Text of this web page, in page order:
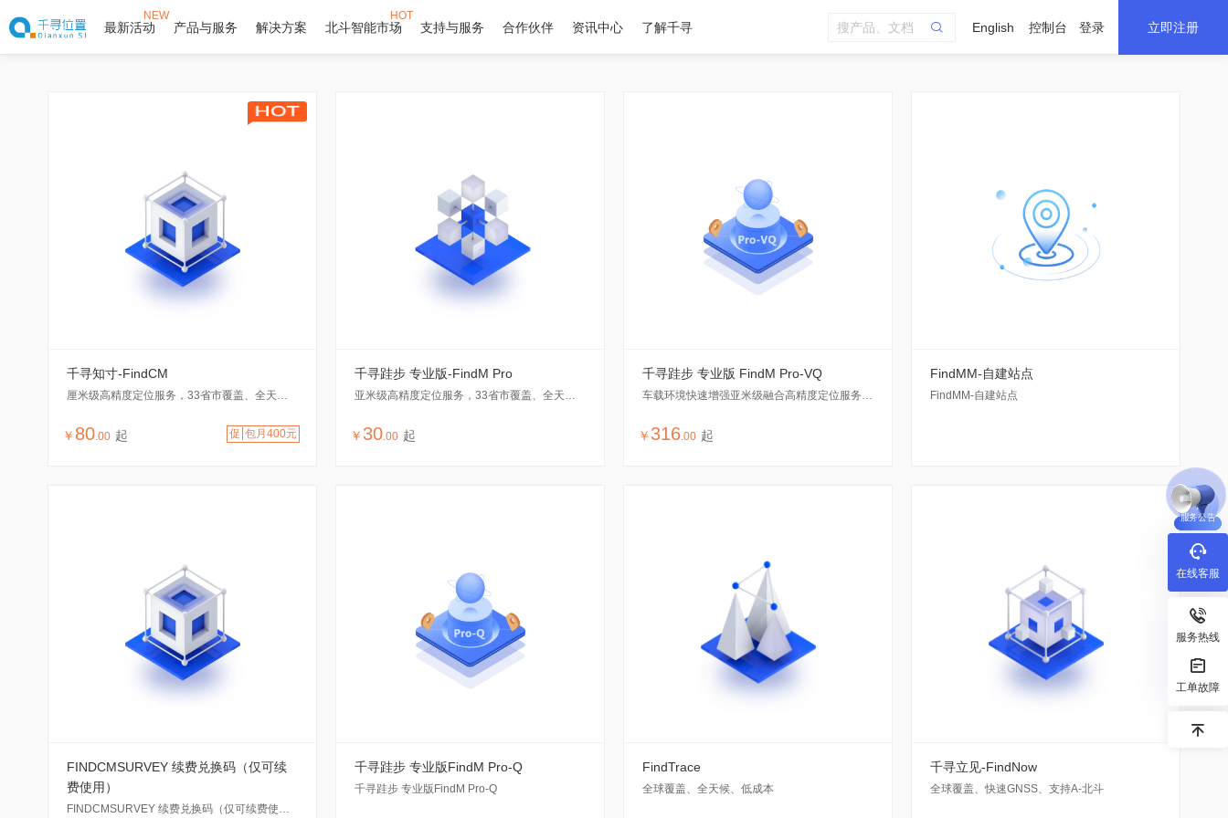
最新活动
NEW
产品与服务 解决方案 北斗智能市场
HOT
支持与服务 合作伙伴 资讯中心 了解千寻 English 控制台 登录 立即注册
千寻知寸-FindCM
厘米级高精度定位服务，33省市覆盖、全天候、采用RTK技术。支持移动通信网络接入
￥ 80.00 起 促 包月400元
千寻跬步 专业版-FindM Pro
亚米级高精度定位服务，33省市覆盖、全天候、采用单频RTK技术
￥ 30.00 起
千寻跬步 专业版 FindM Pro-VQ
车载环境快速增强亚米级融合高精度定位服务，融合单频载波相位差分，车载航位推算，QX-SUPL加速定位技术。
￥ 316.00 起
FindMM-自建站点
FindMM-自建站点
FINDCMSURVEY 续费兑换码（仅可续
费使用）
FINDCMSURVEY 续费兑换码（仅可续费使用）
千寻跬步 专业版FindM Pro-Q
千寻跬步 专业版FindM Pro-Q
FindTrace
全球覆盖、全天候、低成本
千寻立见-FindNow
全球覆盖、快速GNSS、支持A-北斗
服务公告
在线客服
服务热线
工单故障